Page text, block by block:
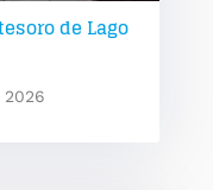
de Lago
2026